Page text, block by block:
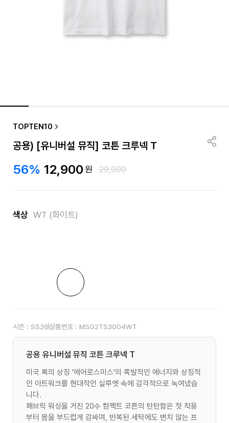
TOPTEN10
공용) [유니버설 뮤직] 코튼 크루넥 T
56% 12,900원 29,900
색상 WT (화이트)
시즌 : SS26상품번호 : MSG2TS3004WT
공용 유니버설 뮤직 코튼 크루넥 T
미국 록의 상징 '에어로스미스'의 폭발적인 에너지와 상징적
인 아트워크를 현대적인 실루엣 속에 감각적으로 녹여냈습
니다.
패브릭 워싱을 거친 20수 컴팩트 코튼의 탄탄함은 첫 착용
부터 몸을 부드럽게 감싸며, 반복된 세탁에도 변치 않는 프